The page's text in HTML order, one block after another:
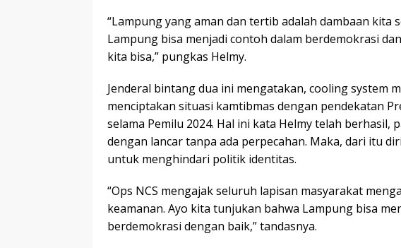
“Lampung yang aman dan tertib adalah dambaan kita
Lampung bisa menjadi contoh dalam berdemokrasi
kita bisa,” pungkas Helmy.
Jenderal bintang dua ini mengatakan, cooling system
menciptakan situasi kamtibmas dengan pendekatan
selama Pemilu 2024. Hal ini kata Helmy telah berhasil,
dengan lancar tanpa ada perpecahan. Maka, dari itu
untuk menghindari politik identitas.
“Ops NCS mengajak seluruh lapisan masyarakat
keamanan. Ayo kita tunjukan bahwa Lampung bisa
berdemokrasi dengan baik,” tandasnya.